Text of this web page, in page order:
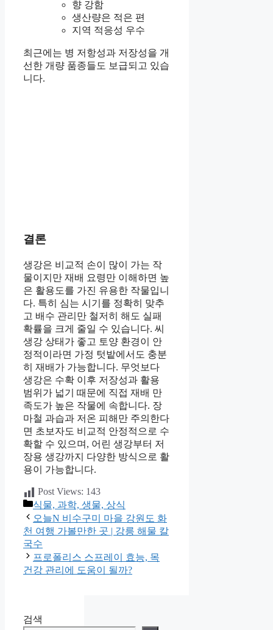
향 강함
생산량은 적은 편
지역 적응성 우수
최근에는 병 저항성과 저장성을 개
선한 개량 품종들도 보급되고 있습
니다.
결론
생강은 비교적 손이 많이 가는 작
물이지만 재배 요령만 이해하면 높
은 활용도를 가진 유용한 작물입니
다. 특히 심는 시기를 정확히 맞추
고 배수 관리만 철저히 해도 실패
확률을 크게 줄일 수 있습니다. 씨
생강 상태가 좋고 토양 환경이 안
정적이라면 가정 텃밭에서도 충분
히 재배가 가능합니다. 무엇보다
생강은 수확 이후 저장성과 활용
범위가 넓기 때문에 직접 재배 만
족도가 높은 작물에 속합니다. 장
마철 과습과 저온 피해만 주의한다
면 초보자도 비교적 안정적으로 수
확할 수 있으며, 어린 생강부터 저
장용 생강까지 다양한 방식으로 활
용이 가능합니다.
Post Views: 143
카
테
고
리
식물, 과학, 생물, 상식
오늘N 비수구미 마을 강원도 화
천 여행 가볼만한 곳 | 강릉 해물 칼
국수
프로폴리스 스프레이 효능, 목
건강 관리에 도움이 될까?
검색